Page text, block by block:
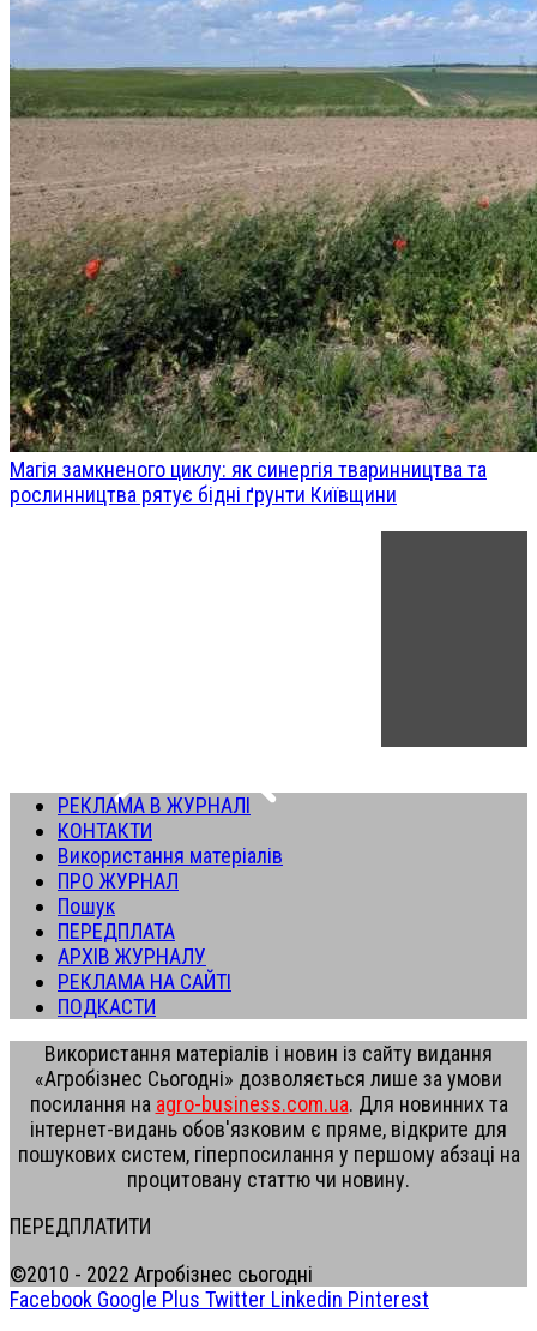
Магія замкненого циклу: як синергія тваринництва та
рослинництва рятує бідні ґрунти Київщини
РЕКЛАМА В ЖУРНАЛІ
КОНТАКТИ
Використання матеріалів
ПРО ЖУРНАЛ
Пошук
ПЕРЕДПЛАТА
АРХІВ ЖУРНАЛУ
РЕКЛАМА НА САЙТІ
ПОДКАСТИ
Використання матеріалів і новин із сайту видання
«Агробізнес Сьогодні» дозволяється лише за умови
посилання на agro-business.com.ua. Для новинних та
інтернет-видань обов'язковим є пряме, відкрите для
пошукових систем, гіперпосилання у першому абзаці на
процитовану статтю чи новину.
ПЕРЕДПЛАТИТИ
©2010 - 2022 Агробізнес сьогодні
Facebook Google Plus Twitter Linkedin Pinterest